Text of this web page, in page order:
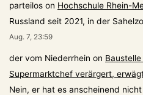
parteilos on Hochschule Rhein-
Russland seit 2021, in der
Aug. 7, 23:59
der vom Niederrhein on
Supermarktchef verärgert,
Nein, er hat es anscheinend